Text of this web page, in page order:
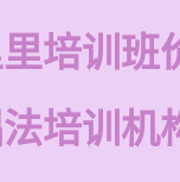
培训班
培训机